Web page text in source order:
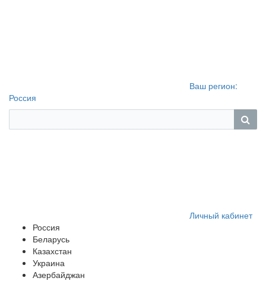
Ваш регион:
Россия
Личный кабинет
Россия
Беларусь
Казахстан
Украина
Азербайджан